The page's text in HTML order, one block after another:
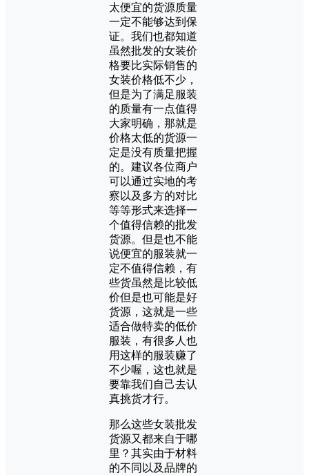
太便宜的货源质量
一定不能够达到保
证。我们也都知道
虽然批发的女装价
格要比实际销售的
女装价格低不少，
但是为了满足服装
的质量有一点值得
大家明确，那就是
价格太低的货源一
定是没有质量把握
的。建议各位商户
可以通过实地的考
察以及多方的对比
等等形式来选择一
个值得信赖的批发
货源。但是也不能
说便宜的服装就一
定不值得信赖，有
些货虽然是比较低
价但是也可能是好
货源，这就是一些
适合做特卖的低价
服装，有很多人也
用这样的服装赚了
不少喔，这也就是
要靠我们自己去认
真挑货才行。
那么这些女装批发
货源又都来自于哪
里？其实由于材料
的不同以及品牌的